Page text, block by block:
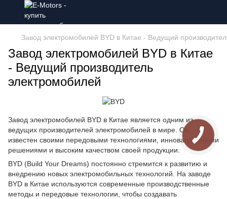
Завод электромобилей BYD в Китае - Ведущий
Завод электромобилей BYD в Китае
- Ведущий производитель
электромобилей
Завод электромобилей BYD в Китае является одним из
ведущих производителей электромобилей в мире. Он
известен своими передовыми технологиями, инновационными
решениями и высоким качеством своей продукции.
BYD (Build Your Dreams) постоянно стремится к развитию и
внедрению новых электромобильных технологий. На заводе
BYD в Китае используются современные производственные
методы и передовые технологии, чтобы создавать